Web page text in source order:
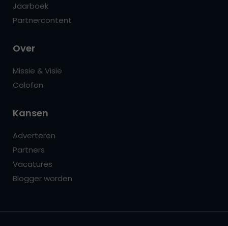
Jaarboek
Partnercontent
Over
Missie & Visie
Colofon
Kansen
Adverteren
Partners
Vacatures
Blogger worden